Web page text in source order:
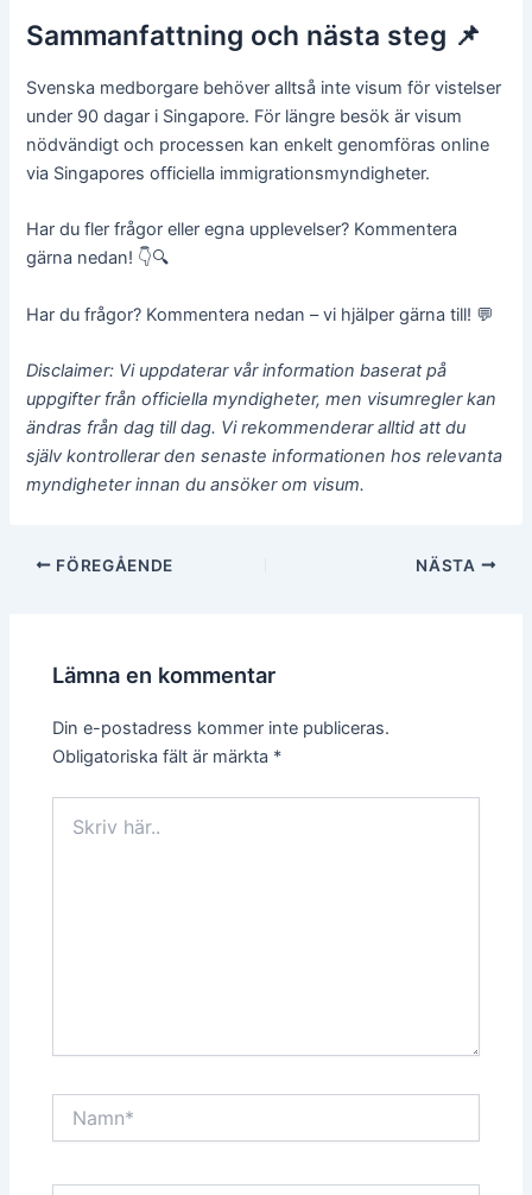
Sammanfattning och nästa steg 📌
Svenska medborgare behöver alltså inte visum för vistelser
under 90 dagar i Singapore. För längre besök är visum
nödvändigt och processen kan enkelt genomföras online
via Singapores officiella immigrationsmyndigheter.
Har du fler frågor eller egna upplevelser? Kommentera
gärna nedan! 👇🔍
Har du frågor? Kommentera nedan – vi hjälper gärna till! 💬
Disclaimer: Vi uppdaterar vår information baserat på
uppgifter från officiella myndigheter, men visumregler kan
ändras från dag till dag. Vi rekommenderar alltid att du
själv kontrollerar den senaste informationen hos relevanta
myndigheter innan du ansöker om visum.
Inläggsnavigering
FÖREGÅENDE NÄSTA
Lämna en kommentar
Din e-postadress kommer inte publiceras.
Obligatoriska fält är märkta *
här..